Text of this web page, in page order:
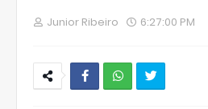
Junior Ribeiro 6:27:00 PM